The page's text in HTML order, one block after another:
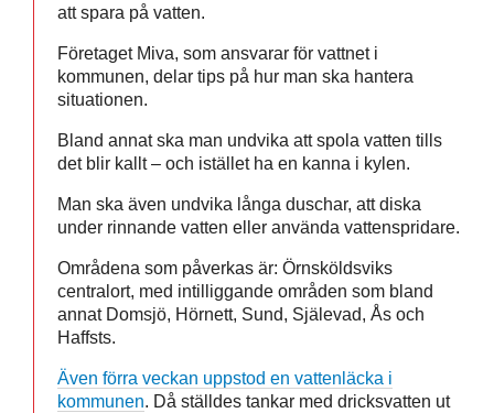
att spara på vatten.
Företaget Miva, som ansvarar för vattnet i
kommunen, delar tips på hur man ska hantera
situationen.
Bland annat ska man undvika att spola vatten tills
det blir kallt – och istället ha en kanna i kylen.
Man ska även undvika långa duschar, att diska
under rinnande vatten eller använda vattenspridare.
Områdena som påverkas är: Örnsköldsviks
centralort, med intilliggande områden som bland
annat Domsjö, Hörnett, Sund, Själevad, Ås och
Haffsts.
Även förra veckan uppstod en vattenläcka i
kommunen. Då ställdes tankar med dricksvatten ut